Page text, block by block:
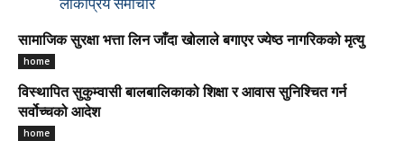
सामाजिक सुरक्षा भत्ता लिन जाँदा खोलाले बगाएर ज्येष्ठ नागरिकको मृत्यु
home
विस्थापित सुकुम्वासी बालबालिकाको शिक्षा र आवास सुनिश्चित गर्न
सर्वोच्चको आदेश
home